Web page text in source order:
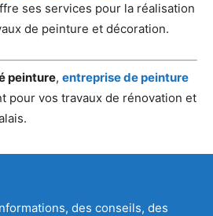
ses services pour la réalisation
de peinture et décoration.
peinture, entreprise de peinture
pour vos travaux de rénovation et
des conseils, des